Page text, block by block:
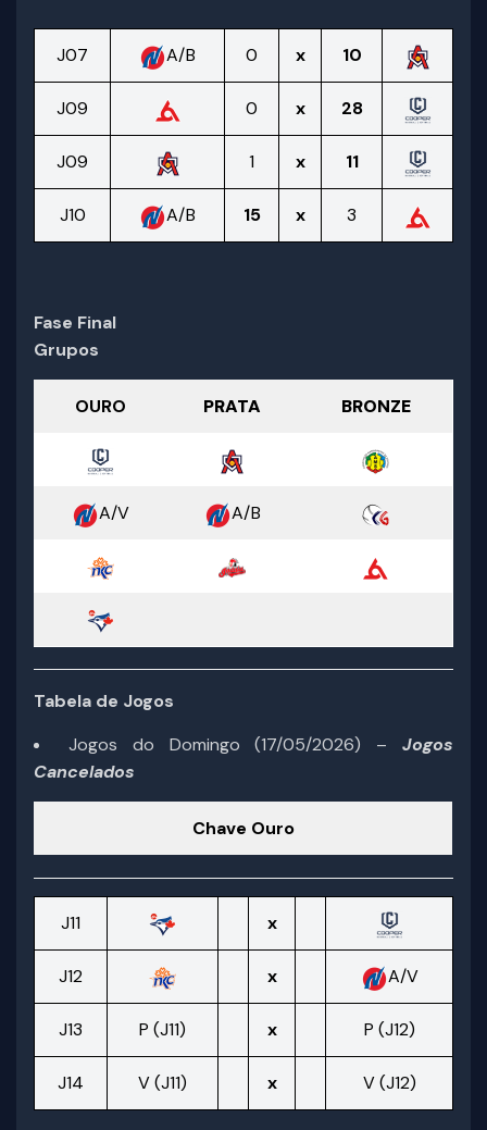
J07 A/B 0 x 10
J09 0 x 28
J09 1 x 11
J10 A/B 15 x 3
Fase Final
Grupos
OURO PRATA BRONZE
A/V A/B
Tabela de Jogos
Jogos do Domingo (17/05/2026) –Jogos
Cancelados
Chave Ouro
J11 x
J12 x A/V
J13 P (J11) x P (J12)
J14 V (J11) x V (J12)